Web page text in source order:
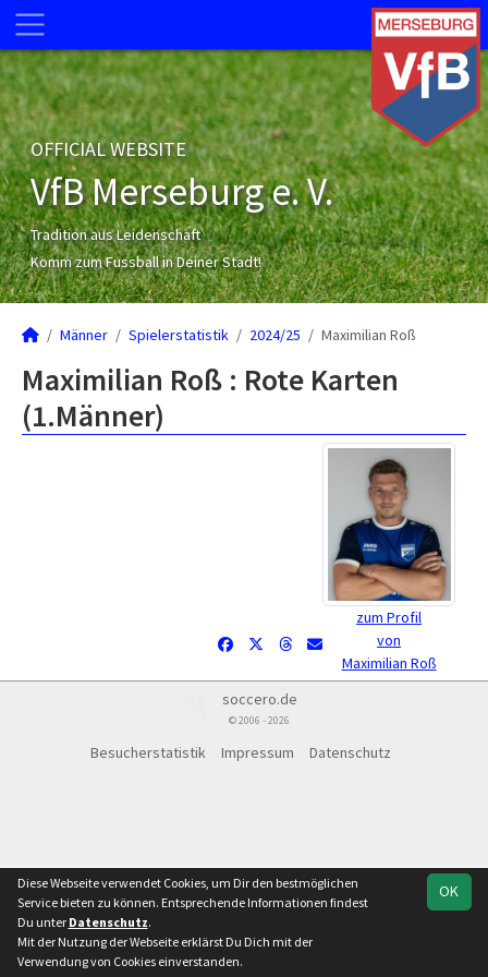
OFFICIAL WEBSITE
VfB Merseburg e. V.
Tradition aus Leidenschaft
Komm zum Fussball in Deiner Stadt!
Männer Spielerstatistik 2024/25 Maximilian Roß
Maximilian Roß : Rote Karten
(1.Männer)
zum Profil
von
Maximilian Roß
soccero.de
© 2006 - 2026
Besucherstatistik Impressum Datenschutz
OK
Diese Webseite verwendet Cookies, um Dir den bestmöglichen
Service bieten zu können. Entsprechende Informationen findest
Du unter Datenschutz.
Mit der Nutzung der Webseite erklärst Du Dich mit der
Verwendung von Cookies einverstanden.